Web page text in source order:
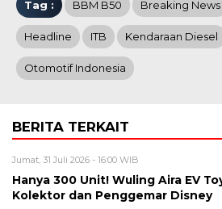
Tag : BBM B50 Breaking News
Headline ITB Kendaraan Diesel
Otomotif Indonesia
BERITA TERKAIT
Jumat, 31 Juli 2026 - 16:00 WIB
Hanya 300 Unit! Wuling Aira EV
Kolektor dan Penggemar Disney